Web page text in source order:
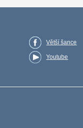
Větší šance
Youtube